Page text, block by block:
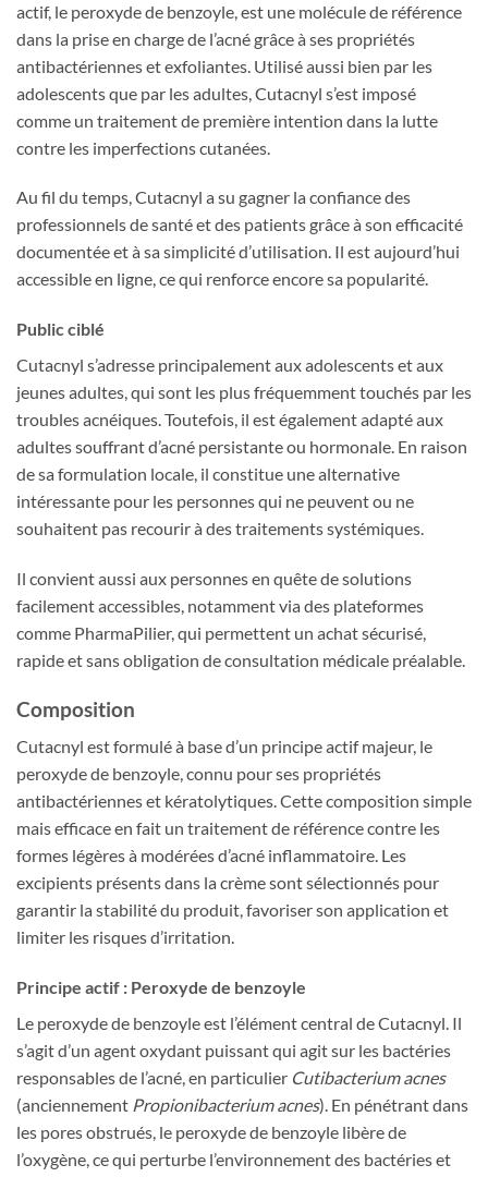
actif, le peroxyde de benzoyle, est une molécule de référence
dans la prise en charge de l’acné grâce à ses propriétés
antibactériennes et exfoliantes. Utilisé aussi bien par les
adolescents que par les adultes, Cutacnyl s’est imposé
comme un traitement de première intention dans la lutte
contre les imperfections cutanées.
Au fil du temps, Cutacnyl a su gagner la confiance des
professionnels de santé et des patients grâce à son efficacité
documentée et à sa simplicité d’utilisation. Il est aujourd’hui
accessible en ligne, ce qui renforce encore sa popularité.
Public ciblé
Cutacnyl s’adresse principalement aux adolescents et aux
jeunes adultes, qui sont les plus fréquemment touchés par les
troubles acnéiques. Toutefois, il est également adapté aux
adultes souffrant d’acné persistante ou hormonale. En raison
de sa formulation locale, il constitue une alternative
intéressante pour les personnes qui ne peuvent ou ne
souhaitent pas recourir à des traitements systémiques.
Il convient aussi aux personnes en quête de solutions
facilement accessibles, notamment via des plateformes
comme PharmaPilier, qui permettent un achat sécurisé,
rapide et sans obligation de consultation médicale préalable.
Composition
Cutacnyl est formulé à base d’un principe actif majeur, le
peroxyde de benzoyle, connu pour ses propriétés
antibactériennes et kératolytiques. Cette composition simple
mais efficace en fait un traitement de référence contre les
formes légères à modérées d’acné inflammatoire. Les
excipients présents dans la crème sont sélectionnés pour
garantir la stabilité du produit, favoriser son application et
limiter les risques d’irritation.
Principe actif : Peroxyde de benzoyle
Le peroxyde de benzoyle est l’élément central de Cutacnyl. Il
s’agit d’un agent oxydant puissant qui agit sur les bactéries
responsables de l’acné, en particulier Cutibacterium acnes
(anciennement Propionibacterium acnes). En pénétrant dans
les pores obstrués, le peroxyde de benzoyle libère de
l’oxygène, ce qui perturbe l’environnement des bactéries et